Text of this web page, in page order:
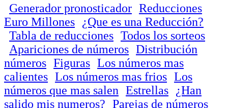
Generador pronosticador Reducciones
Euro Millones
¿Que es una Reducción?
Tabla de reducciones Todos los sorteos
Apariciones de números Distribución
números Figuras Los números mas
calientes Los números mas frios Los
números que mas salen Estrellas
¿Han
salido mis numeros? Parejas de números